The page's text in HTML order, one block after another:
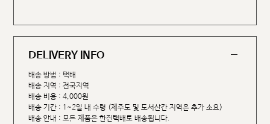
DELIVERY INFO
배송 방법 : 택배
배송 지역 : 전국지역
배송 비용 : 4,000원
배송 기간 : 1~2일 내 수령 (제주도 및 도서산간 지역은 추가 소요)
배송 안내 : 모든 제품은 한진택배로 배송됩니다.